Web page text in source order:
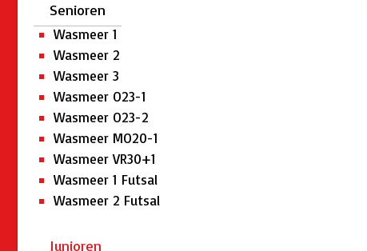
Senioren
Wasmeer 1
Wasmeer 2
Wasmeer 3
Wasmeer O23-1
Wasmeer O23-2
Wasmeer MO20-1
Wasmeer VR30+1
Wasmeer 1 Futsal
Wasmeer 2 Futsal
Junioren